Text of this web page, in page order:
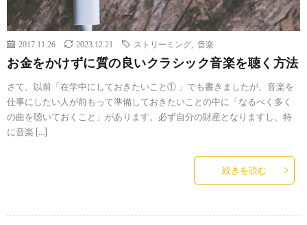
2017.11.26 2023.12.21 ストリーミング 音楽
お金をかけずに質の良いクラシック音楽を聴く方法
さて、以前「在学中にしておきたいこと① 」でも書きましたが、音楽を
仕事にしたい人が前もって準備しておきたいことの中に「なるべく多く
の曲を聴いておくこと」があります。必ず自分の財産となりますし、特
に音楽 […]
続きを読む